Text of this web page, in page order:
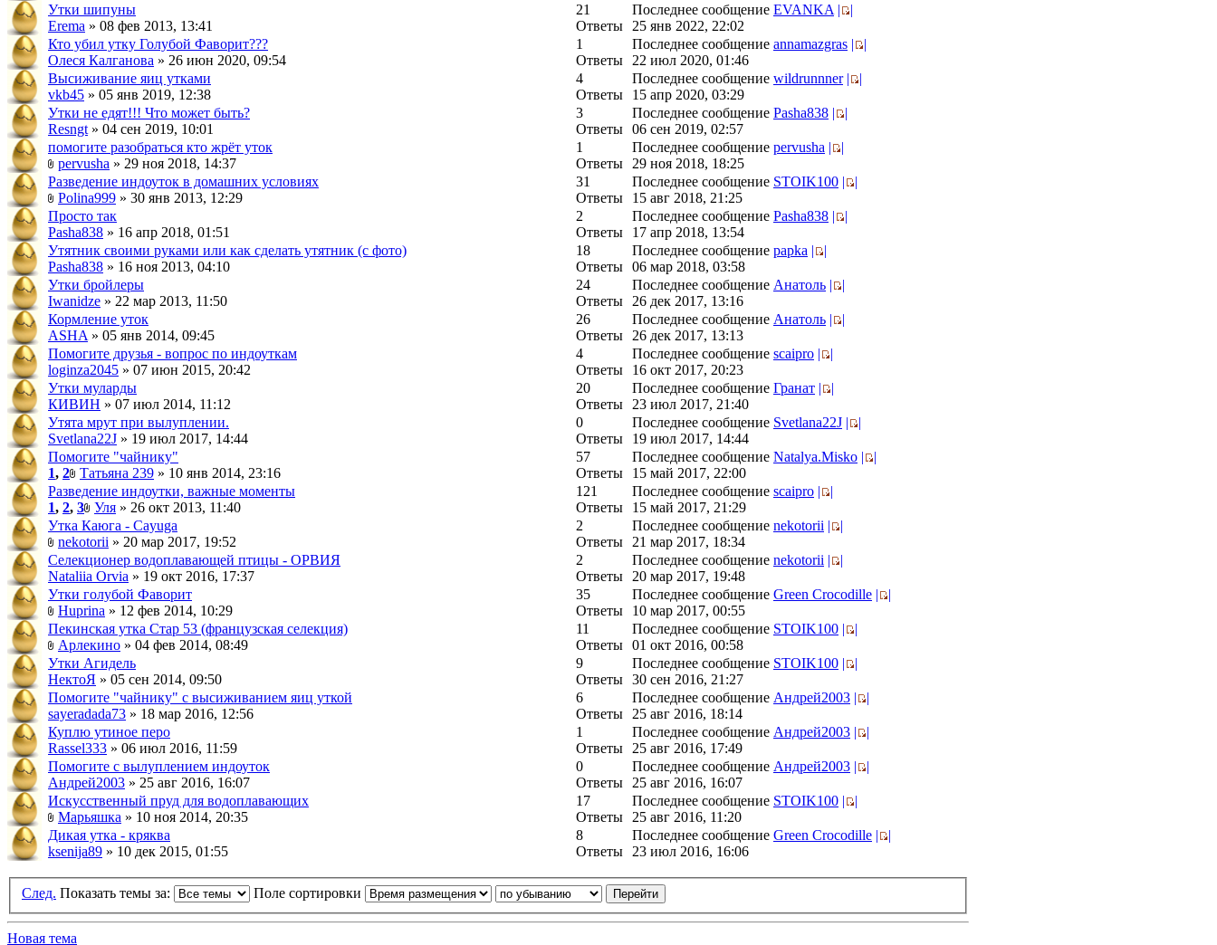
Утки шипуны
Erema » 08 фев 2013, 13:41
21
Ответы
Последнее сообщение EVANKA |
|
25 янв 2022, 22:02
Кто убил утку Голубой Фаворит???
Олеся Калганова » 26 июн 2020, 09:54
1
Ответы
Последнее сообщение annamazgras |
|
22 июл 2020, 01:46
Высиживание яиц утками
vkb45 » 05 янв 2019, 12:38
4
Ответы
Последнее сообщение wildrunnner |
|
15 апр 2020, 03:29
Утки не едят!!! Что может быть?
Resngt » 04 сен 2019, 10:01
3
Ответы
Последнее сообщение Pasha838 |
|
06 сен 2019, 02:57
помогите разобраться кто жрёт уток
pervusha » 29 ноя 2018, 14:37
1
Ответы
Последнее сообщение pervusha |
|
29 ноя 2018, 18:25
Разведение индоуток в домашних условиях
Polina999 » 30 янв 2013, 12:29
31
Ответы
Последнее сообщение STOIK100 |
|
15 авг 2018, 21:25
Просто так
Pasha838 » 16 апр 2018, 01:51
2
Ответы
Последнее сообщение Pasha838 |
|
17 апр 2018, 13:54
Утятник своими руками или как сделать утятник (с фото)
Pasha838 » 16 ноя 2013, 04:10
18
Ответы
Последнее сообщение papka |
|
06 мар 2018, 03:58
Утки бройлеры
Iwanidze » 22 мар 2013, 11:50
24
Ответы
Последнее сообщение Анатоль |
|
26 дек 2017, 13:16
Кормление уток
ASHA » 05 янв 2014, 09:45
26
Ответы
Последнее сообщение Анатоль |
|
26 дек 2017, 13:13
Помогите друзья - вопрос по индоуткам
loginza2045 » 07 июн 2015, 20:42
4
Ответы
Последнее сообщение scaipro |
|
16 окт 2017, 20:23
Утки муларды
КИВИН » 07 июл 2014, 11:12
20
Ответы
Последнее сообщение Гранат |
|
23 июл 2017, 21:40
Утята мрут при вылуплении.
Svetlana22J » 19 июл 2017, 14:44
0
Ответы
Последнее сообщение Svetlana22J |
|
19 июл 2017, 14:44
Помогите "чайнику"
1, 2 Татьяна 239 » 10 янв 2014, 23:16
57
Ответы
Последнее сообщение Natalya.Misko |
|
15 май 2017, 22:00
Разведение индоутки, важные моменты
1, 2, 3 Уля » 26 окт 2013, 11:40
121
Ответы
Последнее сообщение scaipro |
|
15 май 2017, 21:29
Утка Каюга - Cayuga
nekotorii » 20 мар 2017, 19:52
2
Ответы
Последнее сообщение nekotorii |
|
21 мар 2017, 18:34
Селекционер водоплавающей птицы - ОРВИЯ
Nataliia Orvia » 19 окт 2016, 17:37
2
Ответы
Последнее сообщение nekotorii |
|
20 мар 2017, 19:48
Утки голубой Фаворит
Huprina » 12 фев 2014, 10:29
35
Ответы
Последнее сообщение Green Crocodille |
|
10 мар 2017, 00:55
Пекинская утка Стар 53 (французская селекция)
Арлекино » 04 фев 2014, 08:49
11
Ответы
Последнее сообщение STOIK100 |
|
01 окт 2016, 00:58
Утки Агидель
НектоЯ » 05 сен 2014, 09:50
9
Ответы
Последнее сообщение STOIK100 |
|
30 сен 2016, 21:27
Помогите "чайнику" с высиживанием яиц уткой
sayeradada73 » 18 мар 2016, 12:56
6
Ответы
Последнее сообщение Андрей2003 |
|
25 авг 2016, 18:14
Куплю утиное перо
Rassel333 » 06 июл 2016, 11:59
1
Ответы
Последнее сообщение Андрей2003 |
|
25 авг 2016, 17:49
Помогите с вылуплением индоуток
Андрей2003 » 25 авг 2016, 16:07
0
Ответы
Последнее сообщение Андрей2003 |
|
25 авг 2016, 16:07
Искусственный пруд для водоплавающих
Марьяшка » 10 ноя 2014, 20:35
17
Ответы
Последнее сообщение STOIK100 |
|
25 авг 2016, 11:20
Дикая утка - кряква
ksenija89 » 10 дек 2015, 01:55
8
Ответы
Последнее сообщение Green Crocodille |
|
23 июл 2016, 16:06
След. Показать темы за: Поле сортировки
Новая тема